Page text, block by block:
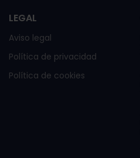
LEGAL
Aviso legal
Política de privacidad
Política de cookies